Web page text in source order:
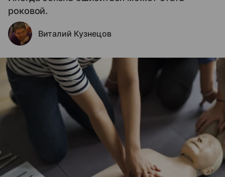
роковой.
Виталий Кузнецов